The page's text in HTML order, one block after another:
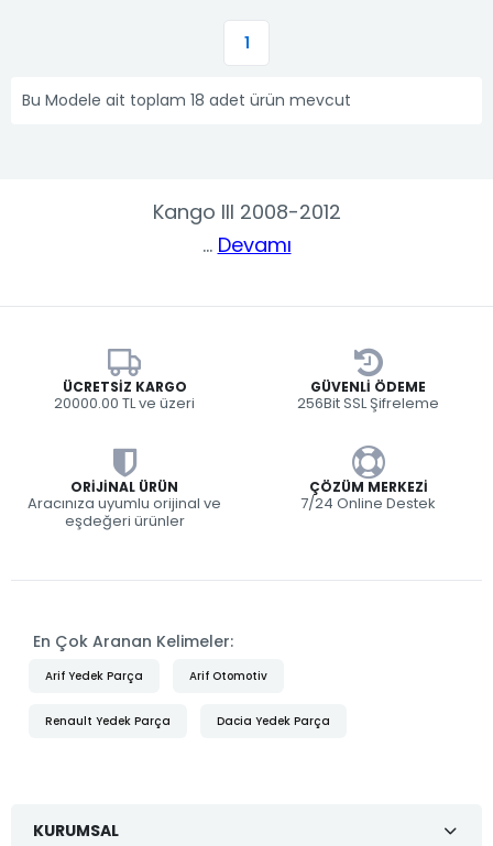
1
Bu Modele ait toplam 18 adet ürün mevcut
Kango III 2008-2012
... Devamı
ÜCRETSIZ KARGO
20000.00 TL ve üzeri
GÜVENLI ÖDEME
256Bit SSL Şifreleme
ORIJINAL ÜRÜN
Aracınıza uyumlu orijinal ve
eşdeğeri ürünler
ÇÖZÜM MERKEZI
7/24 Online Destek
En Çok Aranan Kelimeler:
Arif Yedek Parça Arif Otomotiv
Renault Yedek Parça Dacia Yedek Parça
KURUMSAL